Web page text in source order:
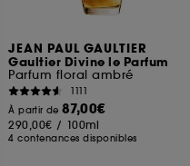
JEAN PAUL GAULTIER
Gaultier Divine le Parfum
Parfum floral ambré
1111
À partir de87,00€
290,00€ / 100ml
4 contenances disponibles